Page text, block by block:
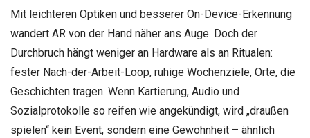
Mit leichteren Optiken und besserer On-Device-Erkennung
wandert AR von der Hand näher ans Auge. Doch der
Durchbruch hängt weniger an Hardware als an Ritualen:
fester Nach-der-Arbeit-Loop, ruhige Wochenziele, Orte, die
Geschichten tragen. Wenn Kartierung, Audio und
Sozialprotokolle so reifen wie angekündigt, wird „draußen
spielen“ kein Event, sondern eine Gewohnheit – ähnlich